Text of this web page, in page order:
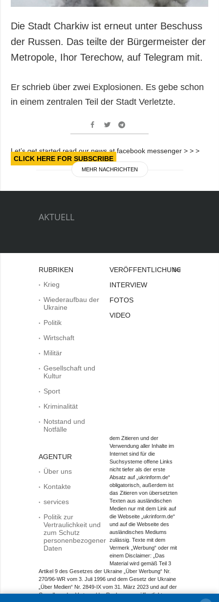
Notstand und
ZUSÄTZLICH
Veröffentlichungen
Fotos
Video
LEISTUNGEN
Abonnement
Die Stadt Charkiw ist erneut unter Beschuss
der Russen. Das teilte der Bürgermeister der
Metropole, Ihor Terechow, auf Telegram mit.
Er schrieb über zwei Explosionen. Es gebe schon
in einem zentralen Teil der Stadt Verletzte.
Let’s get started read our news at facebook messenger > > >
CLICK HERE FOR SUBSCRIBE
MEHR NACHRICHTEN
AKTUELL
RUBRIKEN
Krieg
Wiederaufbau der
Ukraine
Politik
Wirtschaft
Militär
Gesellschaft und
Kultur
Sport
Kriminalität
Notstand und
Notfälle
AGENTUR
Über uns
Kontakte
services
Politik zur
Vertraulichkeit und
zum Schutz
personenbezogener
Daten
VERÖFFENTLICHUNGEN
INTERVIEW
FOTOS
VIDEO
Bei
dem Zitieren und der
Verwendung aller Inhalte im
Internet sind für die
Suchsysteme offene Links
nicht tiefer als der erste
Absatz auf „ukrinform.de“
obligatorisch, außerdem ist
das Zitieren von übersetzten
Texten aus ausländischen
Medien nur mit dem Link auf
die Webseite „ukrinform.de“
und auf die Webseite des
ausländisches Mediums
zulässig. Texte mit dem
Vermerk „Werbung“ oder mit
einem Disclaimer: „Das
Material wird gemäß Teil 3
Artikel 9 des Gesetzes der Ukraine „Über Werbung“ Nr.
270/96-WR vom 3. Juli 1996 und dem Gesetz der Ukraine
„Über Medien“ Nr. 2849-IX vom 31. März 2023 und auf der
Grundlage des Vertrags/der Rechnung veröffentlicht.